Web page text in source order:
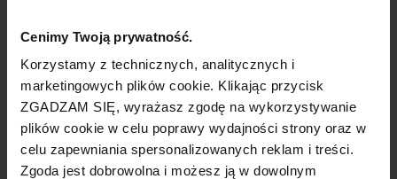
Cenimy Twoją prywatność.
Korzystamy z technicznych, analitycznych i
marketingowych plików cookie. Klikając przycisk
ZGADZAM SIĘ, wyrażasz zgodę na wykorzystywanie
plików cookie w celu poprawy wydajności strony oraz w
celu zapewniania spersonalizowanych reklam i treści.
Zgoda jest dobrowolna i możesz ją w dowolnym
bilety lotnicze z KRAKÓW do GIRONA
(Ryanair)
bilety lotnicze z KRAKÓW do BIRMINGHAM
(Ryanair)